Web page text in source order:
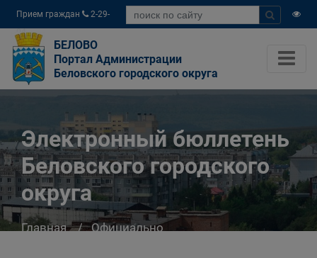
Прием граждан
2-29-
04
БЕЛОВО
Портал Администрации
Беловского городского округа
Электронный бюллетень
Беловского городского
округа
Главная
Официально